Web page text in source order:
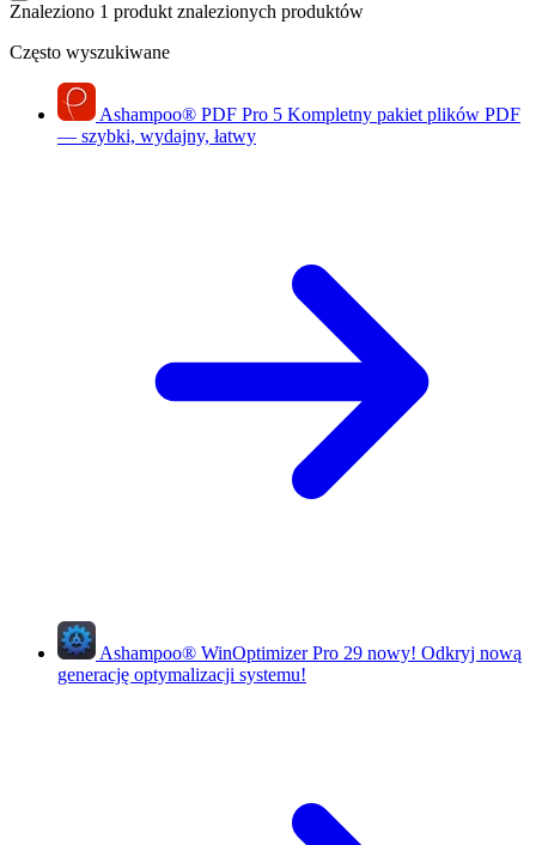
Znaleziono 1 produkt znalezionych produktów
Często wyszukiwane
Ashampoo® PDF Pro 5 Kompletny pakiet plików PDF
— szybki, wydajny, łatwy
Ashampoo® WinOptimizer Pro 29 nowy! Odkryj nową
generację optymalizacji systemu!